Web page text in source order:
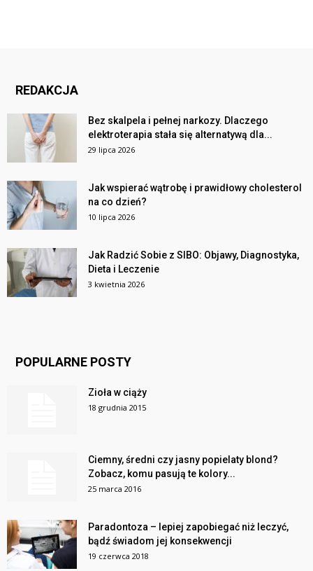
REDAKCJA
Bez skalpela i pełnej narkozy. Dlaczego
elektroterapia stała się alternatywą dla...
29 lipca 2026
Jak wspierać wątrobę i prawidłowy cholesterol
na co dzień?
10 lipca 2026
Jak Radzić Sobie z SIBO: Objawy, Diagnostyka,
Dieta i Leczenie
3 kwietnia 2026
POPULARNE POSTY
Zioła w ciąży
18 grudnia 2015
Ciemny, średni czy jasny popielaty blond?
Zobacz, komu pasują te kolory...
25 marca 2016
Paradontoza – lepiej zapobiegać niż leczyć,
bądź świadom jej konsekwencji
19 czerwca 2018